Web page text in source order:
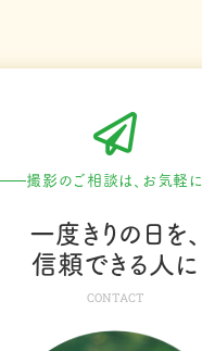
撮影のご相談は、お気軽に
一度きりの日を、
信頼できる人に
CONTACT